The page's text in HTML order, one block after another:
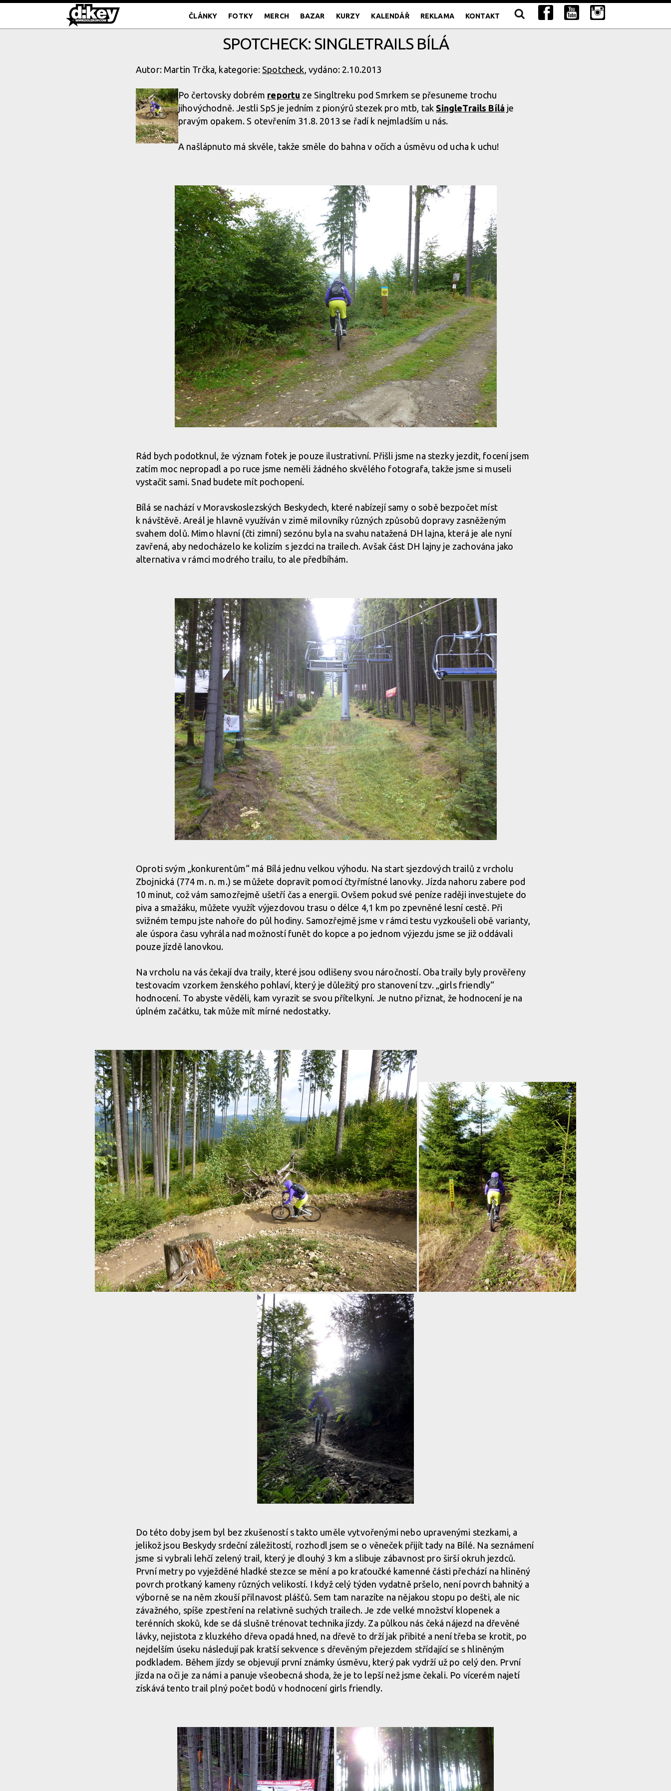
ČLÁNKY FOTKY MERCH BAZAR KURZY KALENDÁŘ REKLAMA KONTAKT
SPOTCHECK: SINGLETRAILS BÍLÁ
Autor: Martin Trčka, kategorie: Spotcheck, vydáno: 2.10.2013
Po čertovsky dobrém reportu ze Singltreku pod Smrkem se přesuneme trochu
jihovýchodně. Jestli SpS je jedním z pionýrů stezek pro mtb, tak SingleTrails Bílá je
pravým opakem. S otevřením 31.8. 2013 se řadí k nejmladším u nás.
A našlápnuto má skvěle, takže směle do bahna v očích a úsměvu od ucha k uchu!
Rád bych podotknul, že význam fotek je pouze ilustrativní. Přišli jsme na stezky jezdit, focení jsem
zatím moc nepropadl a po ruce jsme neměli žádného skvělého fotografa, takže jsme si museli
vystačit sami. Snad budete mít pochopení.
Bílá se nachází v Moravskoslezských Beskydech, které nabízejí samy o sobě bezpočet míst
k návštěvě. Areál je hlavně využíván v zimě milovníky různých způsobů dopravy zasněženým
svahem dolů. Mimo hlavní (čti zimní) sezónu byla na svahu natažená DH lajna, která je ale nyní
zavřená, aby nedocházelo ke kolizím s jezdci na trailech. Avšak část DH lajny je zachována jako
alternativa v rámci modrého trailu, to ale předbíhám.
Oproti svým „konkurentům“ má Bílá jednu velkou výhodu. Na start sjezdových trailů z vrcholu
Zbojnická (774 m. n. m.) se můžete dopravit pomocí čtyřmístné lanovky. Jízda nahoru zabere pod
10 minut, což vám samozřejmě ušetří čas a energii. Ovšem pokud své peníze raději investujete do
piva a smažáku, můžete využít výjezdovou trasu o délce 4,1 km po zpevněné lesní cestě. Při
svižném tempu jste nahoře do půl hodiny. Samozřejmě jsme v rámci testu vyzkoušeli obě varianty,
ale úspora času vyhrála nad možností funět do kopce a po jednom výjezdu jsme se již oddávali
pouze jízdě lanovkou.
Na vrcholu na vás čekají dva traily, které jsou odlišeny svou náročností. Oba traily byly prověřeny
testovacím vzorkem ženského pohlaví, který je důležitý pro stanovení tzv. „girls friendly“
hodnocení. To abyste věděli, kam vyrazit se svou přítelkyní. Je nutno přiznat, že hodnocení je na
úplném začátku, tak může mít mírné nedostatky.
Do této doby jsem byl bez zkušeností s takto uměle vytvořenými nebo upravenými stezkami, a
jelikož jsou Beskydy srdeční záležitostí, rozhodl jsem se o věneček přijít tady na Bílé. Na seznámení
jsme si vybrali lehčí zelený trail, který je dlouhý 3 km a slibuje zábavnost pro širší okruh jezdců.
První metry po vyježděné hladké stezce se mění a po kraťoučké kamenné části přechází na hliněný
povrch protkaný kameny různých velikostí. I když celý týden vydatně pršelo, není povrch bahnitý a
výborně se na něm zkouší přilnavost plášťů. Sem tam narazíte na nějakou stopu po dešti, ale nic
závažného, spíše zpestření na relativně suchých trailech. Je zde velké množství klopenek a
terénních skoků, kde se dá slušně trénovat technika jízdy. Za půlkou nás čeká nájezd na dřevěné
lávky, nejistota z kluzkého dřeva opadá hned, na dřevě to drží jak přibité a není třeba se krotit, po
nejdelším úseku následují pak kratší sekvence s dřevěným přejezdem střídající se s hliněným
podkladem. Během jízdy se objevují první známky úsměvu, který pak vydrží už po celý den. První
jízda na oči je za námi a panuje všeobecná shoda, že je to lepší než jsme čekali. Po vícerém najetí
získává tento trail plný počet bodů v hodnocení girls friendly.